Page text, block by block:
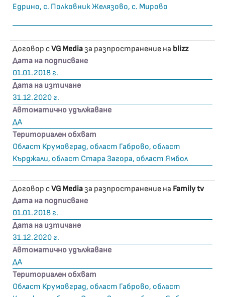
Едрино, с. Полковник Желязово, с. Мирово
Договор сVG Mediaза разпространение на blizz
Дата на подписване
01.01.2018 г.
Дата на изтичане
31.12.2020 г.
Автоматично удължаване
ДА
Териториален обхват
Област Крумовград, област Габрово, област
Кърджали, област Стара Загора, област Ямбол
Договор сVG Mediaза разпространение на Family tv
Дата на подписване
01.01.2018 г.
Дата на изтичане
31.12.2020 г.
Автоматично удължаване
ДА
Териториален обхват
Област Крумовград, област Габрово, област